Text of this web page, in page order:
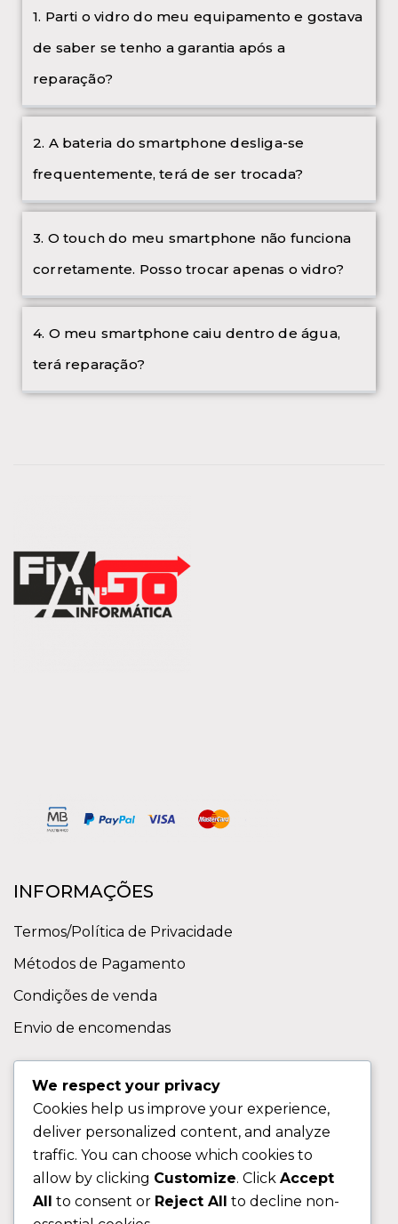
1. Parti o vidro do meu equipamento e gostava
de saber se tenho a garantia após a
reparação?
2. A bateria do smartphone desliga-se
frequentemente, terá de ser trocada?
3. O touch do meu smartphone não funciona
corretamente. Posso trocar apenas o vidro?
4. O meu smartphone caiu dentro de água,
terá reparação?
INFORMAÇÕES
Termos/Política de Privacidade
Métodos de Pagamento
Condições de venda
Envio de encomendas
Contactos
Sobre nos
FAQ (Perguntas Frequentes)
We respect your privacy
Cookies help us improve your experience,
deliver personalized content, and analyze
traffic. You can choose which cookies to
allow by clicking Customize. Click Accept
All to consent or Reject All to decline non-